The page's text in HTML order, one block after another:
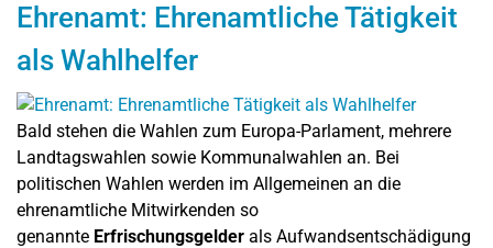
Ehrenamt: Ehrenamtliche Tätigkeit
als Wahlhelfer
Bald stehen die Wahlen zum Europa-Parlament, mehrere
Landtagswahlen sowie Kommunalwahlen an. Bei
politischen Wahlen werden im Allgemeinen an die
ehrenamtliche Mitwirkenden so
genannte Erfrischungsgelder als Aufwandsentschädigung